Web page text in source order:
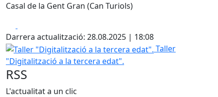
Casal de la Gent Gran (Can Turiols)
Darrera actualització: 28.08.2025 | 18:08
Taller "Digitalització a la tercera edat".
Taller
"Digitalització a la tercera edat".
RSS
L'actualitat a un clic